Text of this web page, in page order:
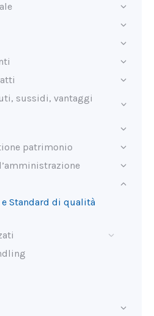
sussidi, vantaggi
patrimonio
Standard di qualità